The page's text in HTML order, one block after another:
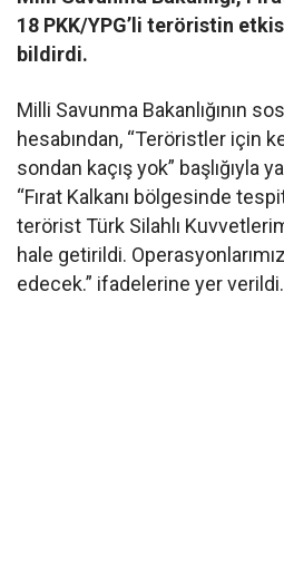
18 PKK/YPG’li teröristin
bildirdi.
Milli Savunma Bakanlığının
hesabından, “Teröristler için
sondan kaçış yok” başlığıyla
“Fırat Kalkanı bölgesinde
terörist Türk Silahlı
hale getirildi.
edecek.” ifadelerine yer verildi.